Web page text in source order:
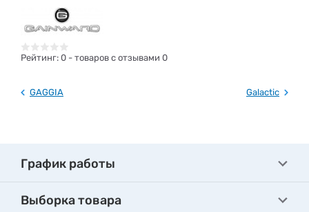
Рейтинг: 0 - товаров с отзывами 0
GAGGIA Galactic
График работы
Выборка товара